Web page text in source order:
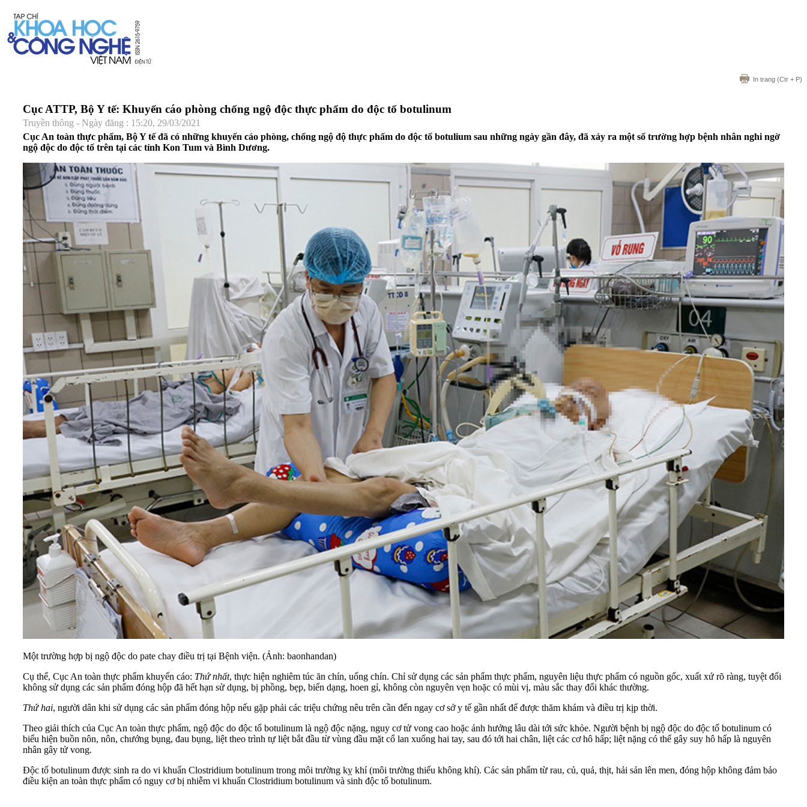
In trang (Ctr + P)
Cục ATTP, Bộ Y tế: Khuyến cáo phòng chống ngộ độc thực phẩm do độc tố botulinum
Truyền thông - Ngày đăng : 15:20, 29/03/2021
Cục An toàn thực phẩm, Bộ Y tế đã có những khuyến cáo phòng, chống ngộ độ thực phẩm do độc tố botulium sau những ngày gần đây, đã xảy ra một số trường hợp bệnh nhân nghi ngờ
ngộ độc do độc tố trên tại các tỉnh Kon Tum và Bình Dương.
Một trường hợp bị ngộ độc do pate chay điều trị tại Bệnh viện. (Ảnh: baonhandan)
Cụ thể, Cục An toàn thực phẩm khuyến cáo: Thứ nhất, thực hiện nghiêm túc ăn chín, uống chín. Chỉ sử dụng các sản phẩm thực phẩm, nguyên liệu thực phẩm có nguồn gốc, xuất xứ rõ ràng, tuyệt đối
không sử dụng các sản phẩm đóng hộp đã hết hạn sử dụng, bị phồng, bẹp, biến dạng, hoen gỉ, không còn nguyên vẹn hoặc có mùi vị, màu sắc thay đổi khác thường.
Thứ hai, người dân khi sử dụng các sản phẩm đóng hộp nếu gặp phải các triệu chứng nêu trên cần đến ngay cơ sở y tế gần nhất để được thăm khám và điều trị kịp thời.
Theo giải thích của Cục An toàn thực phẩm, ngộ độc do độc tố botulinum là ngộ độc nặng, nguy cơ tử vong cao hoặc ảnh hưởng lâu dài tới sức khỏe. Người bệnh bị ngộ độc do độc tố botulinum có
biểu hiện buồn nôn, nôn, chướng bụng, đau bụng, liệt theo trình tự liệt bắt đầu từ vùng đầu mặt cổ lan xuống hai tay, sau đó tới hai chân, liệt các cơ hô hấp; liệt nặng có thể gây suy hô hấp là nguyên
nhân gây tử vong.
Độc tố botulinum được sinh ra do vi khuẩn Clostridium botulinum trong môi trường kỵ khí (môi trường thiếu không khí). Các sản phẩm từ rau, củ, quả, thịt, hải sản lên men, đóng hộp không đảm bảo
điều kiện an toàn thực phẩm có nguy cơ bị nhiễm vi khuẩn Clostridium botulinum và sinh độc tố botulinum.